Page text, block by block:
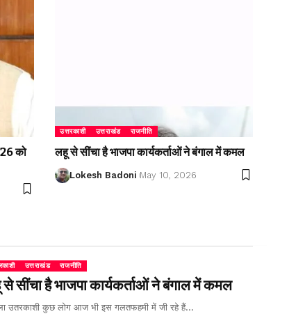
को
उत्तरकाशी उत्तराखंड राजनीति
लहू से सींचा है भाजपा कार्यकर्ताओं ने बंगाल में कमल
Lokesh Badoni May 10, 2026
उत्तराखंड राजनीति
सींचा है भाजपा कार्यकर्ताओं ने बंगाल में कमल
उतरकाशी कुछ लोग आज भी इस गलतफहमी में जी रहे हैं…